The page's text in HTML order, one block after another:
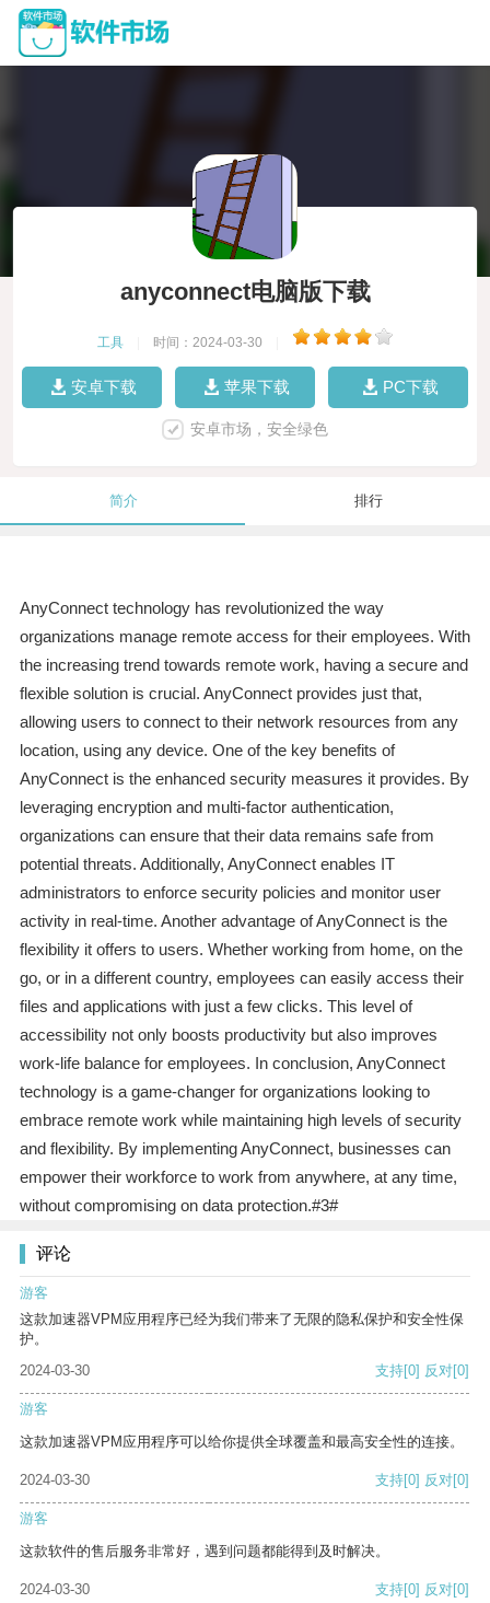
anyconnect电脑版下载
工具 时间：2024-03-30
安卓下载 苹果下载 PC下载
安卓市场，安全绿色
简介 排行
AnyConnect technology has revolutionized the way
organizations manage remote access for their employees. With
the increasing trend towards remote work, having a secure and
flexible solution is crucial. AnyConnect provides just that,
allowing users to connect to their network resources from any
location, using any device. One of the key benefits of
AnyConnect is the enhanced security measures it provides. By
leveraging encryption and multi-factor authentication,
organizations can ensure that their data remains safe from
potential threats. Additionally, AnyConnect enables IT
administrators to enforce security policies and monitor user
activity in real-time. Another advantage of AnyConnect is the
flexibility it offers to users. Whether working from home, on the
go, or in a different country, employees can easily access their
files and applications with just a few clicks. This level of
accessibility not only boosts productivity but also improves
work-life balance for employees. In conclusion, AnyConnect
technology is a game-changer for organizations looking to
embrace remote work while maintaining high levels of security
and flexibility. By implementing AnyConnect, businesses can
empower their workforce to work from anywhere, at any time,
without compromising on data protection.#3#
评论
游客
这款加速器VPM应用程序已经为我们带来了无限的隐私保护和安全性保
护。
2024-03-30
支持[0] 反对[0]
游客
这款加速器VPM应用程序可以给你提供全球覆盖和最高安全性的连接。
2024-03-30 支持[0] 反对[0]
游客
这款软件的售后服务非常好，遇到问题都能得到及时解决。
2024-03-30 支持[0] 反对[0]